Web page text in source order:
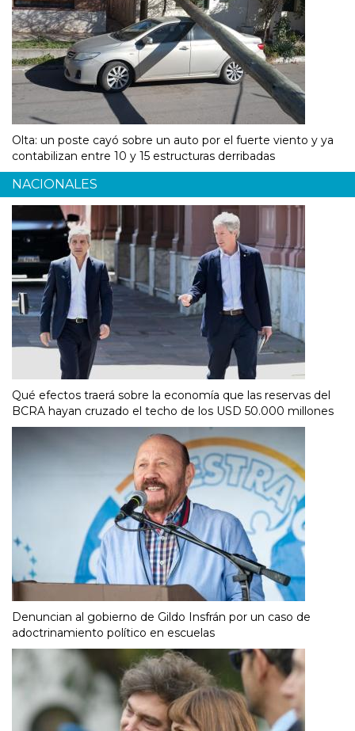
Olta: un poste cayó sobre un auto por el fuerte viento y ya
contabilizan entre 10 y 15 estructuras derribadas
NACIONALES
Qué efectos traerá sobre la economía que las reservas del
BCRA hayan cruzado el techo de los USD 50.000 millones
Denuncian al gobierno de Gildo Insfrán por un caso de
adoctrinamiento político en escuelas